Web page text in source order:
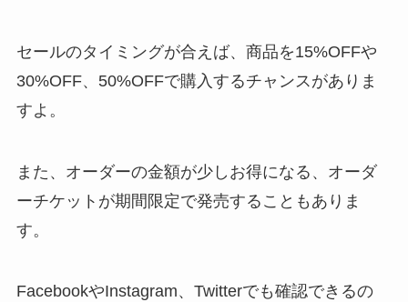
セールのタイミングが合えば、商品を15%OFFや
30%OFF、50%OFFで購入するチャンスがありま
すよ。
また、オーダーの金額が少しお得になる、オーダ
ーチケットが期間限定で発売することもありま
す。
FacebookやInstagram、Twitterでも確認できるの